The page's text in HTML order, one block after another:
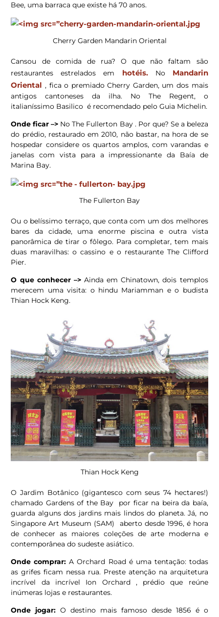
Bee, uma barraca que existe há 70 anos.
Cherry Garden Mandarin Oriental
Cansou de comida de rua? O que não faltam são
restaurantes estrelados em hotéis.No Mandarin
Oriental , fica o premiado Cherry Garden, um dos mais
antigos cantoneses da ilha. No The Regent, o
italianíssimo Basilico é recomendado pelo Guia Michelin.
Onde ficar –> No The Fullerton Bay . Por que? Se a beleza
do prédio, restaurado em 2010, não bastar, na hora de se
hospedar considere os quartos amplos, com varandas e
janelas com vista para a impressionante da Baía de
Marina Bay.
The Fullerton Bay
Ou o belíssimo terraço, que conta com um dos melhores
bares da cidade, uma enorme piscina e outra vista
panorâmica de tirar o fôlego. Para completar, tem mais
duas maravilhas: o cassino e o restaurante The Clifford
Pier.
O que conhecer –>Ainda em Chinatown, dois templos
merecem uma visita: o hindu Mariamman e o budista
Thian Hock Keng.
Thian Hock Keng
O Jardim Botânico (gigantesco com seus 74 hectares!)
chamado Gardens of the Bay por ficar na beira da baía,
guarda alguns dos jardins mais lindos do planeta. Já, no
Singapore Art Museum (SAM) aberto desde 1996, é hora
de conhecer as maiores coleções de arte moderna e
contemporânea do sudeste asiático.
Onde comprar: A Orchard Road é uma tentação: todas
as grifes ficam nessa rua. Preste atenção na arquitetura
incrível da incrível Ion Orchard , prédio que reúne
inúmeras lojas e restaurantes.
Onde jogar: O destino mais famoso desde 1856 é o